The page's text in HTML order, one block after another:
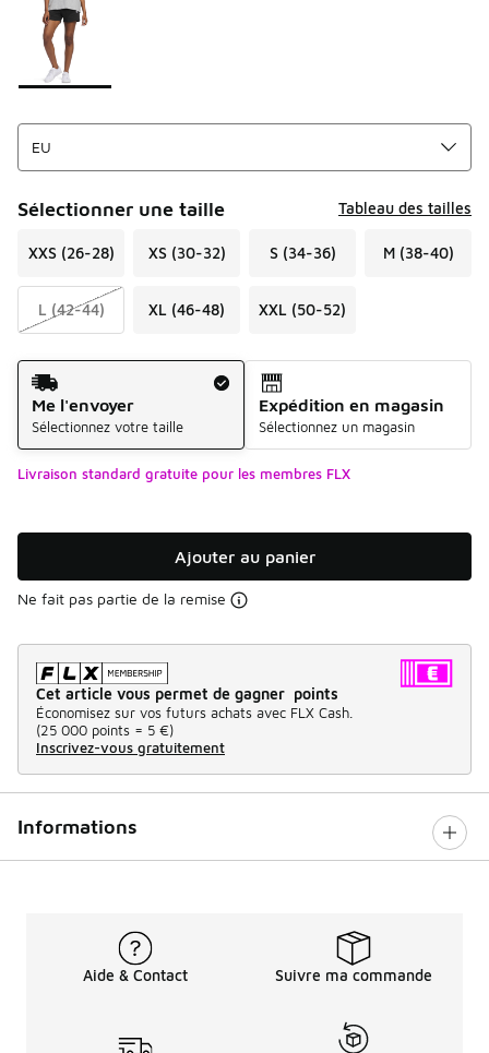
Sélectionner une taille Tableau des tailles
XXS (26-28) XS (30-32) S (34-36) M (38-40)
L (42-44) XL (46-48) XXL (50-52)
Mode d'expédition
Me l'envoyer
Sélectionnez votre taille
Expédition en magasin
Sélectionnez un magasin
Livraison standard gratuite pour les membres FLX
Ajouter au panier
Ne fait pas partie de la remise
Cet article vous permet de gagner points
Économisez sur vos futurs achats avec FLX Cash.
(25 000 points = 5 €)
Inscrivez-vous gratuitement
Informations
Aide & Contact Suivre ma commande